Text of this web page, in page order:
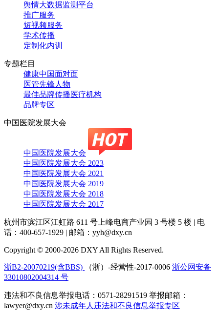
舆情大数据监测平台
推广服务
短视频服务
学术传播
定制化内训
专题栏目
健康中国面对面
医管先锋人物
最佳品牌传播医疗机构
品牌专区
中国医院发展大会
中国医院发展大会
中国医院发展大会 2023
中国医院发展大会 2021
中国医院发展大会 2019
中国医院发展大会 2018
中国医院发展大会 2017
杭州市滨江区江虹路 611 号上峰电商产业园 3 号楼 5 楼 | 电
话：400-657-1929 | 邮箱：yyh@dxy.cn
Copyright © 2000-2026 DXY All Rights Reserved.
浙B2-20070219(含BBS) （浙）-经营性-2017-0006 浙公网安备
33010802004314 号
违法和不良信息举报电话：0571-28291519 举报邮箱：
lawyer@dxy.cn 涉未成年人违法和不良信息举报专区